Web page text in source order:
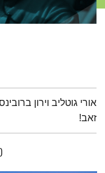
תמצית הפודקאסט
אורי גוטליב וירון
זאב!